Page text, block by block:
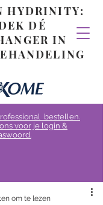
bestellen.
voor je login &
HYDRINITY:
DÉ
IN
om te lezen